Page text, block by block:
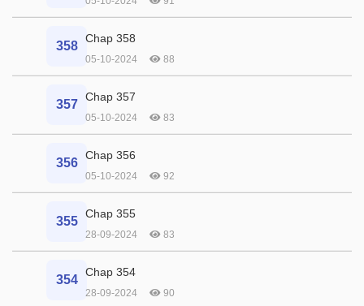
358
Chap 358
05-10-2024 88
357
Chap 357
05-10-2024 83
356
Chap 356
05-10-2024 92
355
Chap 355
28-09-2024 83
354
Chap 354
28-09-2024 90